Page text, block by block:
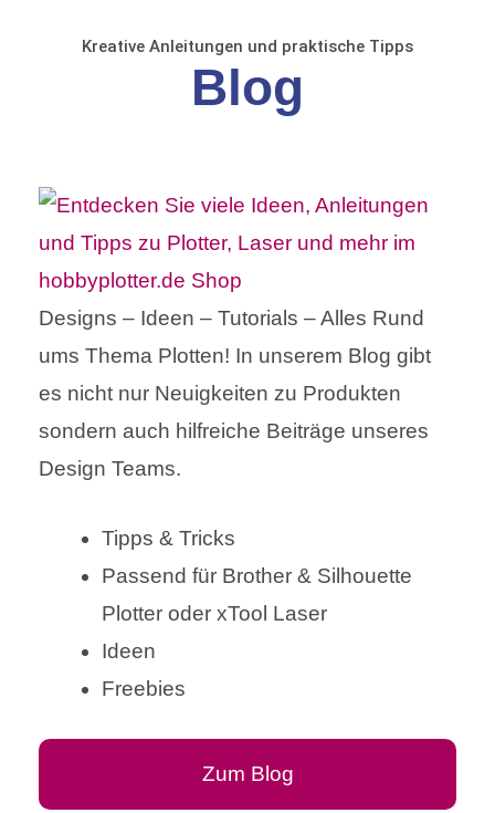
Kreative Anleitungen und praktische Tipps
Blog
Designs – Ideen – Tutorials – Alles Rund
ums Thema Plotten! In unserem Blog gibt
es nicht nur Neuigkeiten zu Produkten
sondern auch hilfreiche Beiträge unseres
Design Teams.
Tipps & Tricks
Passend für Brother & Silhouette
Plotter oder xTool Laser
Ideen
Freebies
Zum Blog